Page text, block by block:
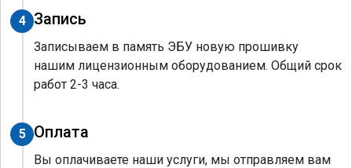
4 Запись
Записываем в память ЭБУ новую прошивку
нашим лицензионным оборудованием. Общий срок
работ 2-3 часа.
5 Оплата
Вы оплачиваете наши услуги, мы отправляем вам